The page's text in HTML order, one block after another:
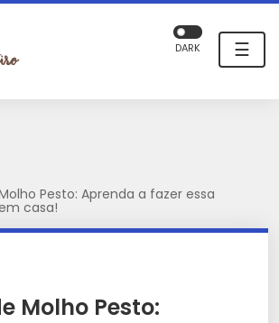
☰
DARK
Pesto: Aprenda a fazer essa
casa!
Molho Pesto: